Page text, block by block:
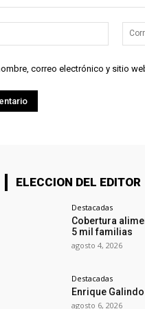
correo electrónico y sitio
ELECCION DEL EDITOR
Destacadas
Cobertura
5 mil familias
agosto 4, 2026
Destacadas
Enrique Galindo
agosto 6, 2026